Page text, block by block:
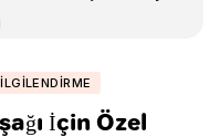
İçin Özel